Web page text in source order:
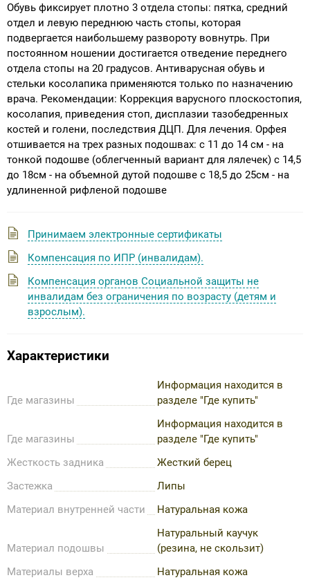
Обувь фиксирует плотно 3 отдела стопы: пятка, средний
отдел и левую переднюю часть стопы, которая
подвергается наибольшему развороту вовнутрь. При
постоянном ношении достигается отведение переднего
отдела стопы на 20 градусов. Антиварусная обувь и
стельки косолапика применяются только по назначению
врача. Рекомендации: Коррекция варусного плоскостопия,
косолапия, приведения стоп, дисплазии тазобедренных
костей и голени, последствия ДЦП. Для лечения. Орфея
отшивается на трех разных подошвах: с 11 до 14 см - на
тонкой подошве (облегченный вариант для лялечек) с 14,5
до 18см - на объемной дутой подошве с 18,5 до 25см - на
удлиненной рифленой подошве
Принимаем электронные сертификаты
Компенсация по ИПР (инвалидам).
Компенсация органов Социальной защиты не
инвалидам без ограничения по возрасту (детям и
взрослым).
Характеристики
Где магазины
Информация находится в
разделе "Где купить"
Где магазины
Информация находится в
разделе "Где купить"
Жесткость задника
Жесткий берец
Застежка
Липы
Материал внутренней части
Натуральная кожа
Материал подошвы
Натуральный каучук
(резина, не скользит)
Материалы верха
Натуральная кожа